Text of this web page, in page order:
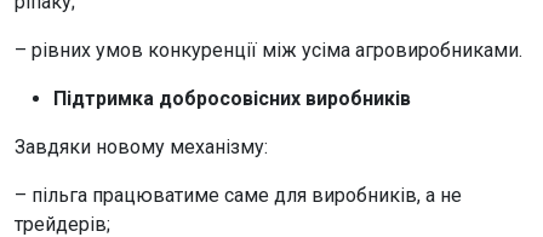
– рівних умов конкуренції між усіма агровиробниками.
Підтримка добросовісних виробників
Завдяки новому механізму:
– пільга працюватиме саме для виробників, а не
трейдерів;